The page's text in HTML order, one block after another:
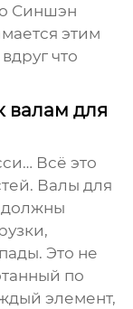
Синшэн
этим
что
валам для
Всё это
Валы для
должны
Это не
по
элемент,